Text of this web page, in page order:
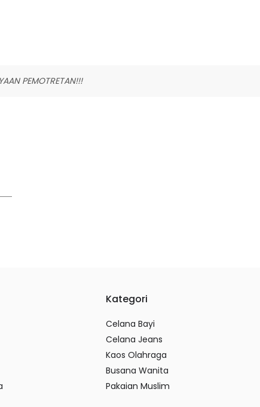
PEMOTRETAN!!!
Kategori
Celana Bayi
Celana Jeans
Kaos Olahraga
Busana Wanita
Pakaian Muslim